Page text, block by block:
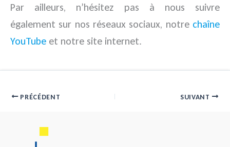
Par ailleurs, n’hésitez pas à nous suivre
également sur nos réseaux sociaux, notre chaîne
YouTube et notre site internet.
PRÉCÉDENT SUIVANT